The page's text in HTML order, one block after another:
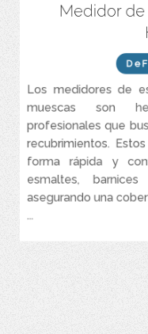
Medidor
Los medidores de
muescas son
profesionales que
recubrimientos.
forma rápida y
esmaltes,
asegurando una
...
de recubrimientos
Opciones en micrómetros
Disponibles en